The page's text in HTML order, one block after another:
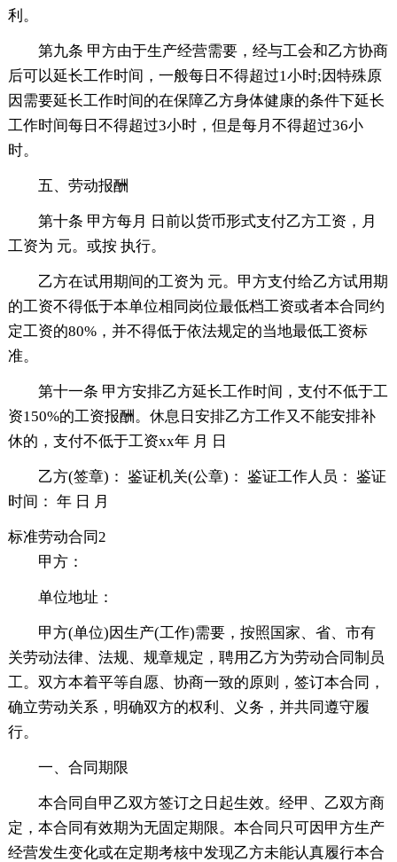
利。
第九条 甲方由于生产经营需要，经与工会和乙方协商
后可以延长工作时间，一般每日不得超过1小时;因特殊原
因需要延长工作时间的在保障乙方身体健康的条件下延长
工作时间每日不得超过3小时，但是每月不得超过36小
时。
五、劳动报酬
第十条 甲方每月 日前以货币形式支付乙方工资，月
工资为 元。或按 执行。
乙方在试用期间的工资为 元。甲方支付给乙方试用期
的工资不得低于本单位相同岗位最低档工资或者本合同约
定工资的80%，并不得低于依法规定的当地最低工资标
准。
第十一条 甲方安排乙方延长工作时间，支付不低于工
资150%的工资报酬。休息日安排乙方工作又不能安排补
休的，支付不低于工资xx年 月 日
乙方(签章)： 鉴证机关(公章)： 鉴证工作人员： 鉴证
时间： 年 日 月
标准劳动合同2
甲方：
单位地址：
甲方(单位)因生产(工作)需要，按照国家、省、市有
关劳动法律、法规、规章规定，聘用乙方为劳动合同制员
工。双方本着平等自愿、协商一致的原则，签订本合同，
确立劳动关系，明确双方的权利、义务，并共同遵守履
行。
一、合同期限
本合同自甲乙双方签订之日起生效。经甲、乙双方商
定，本合同有效期为无固定期限。本合同只可因甲方生产
经营发生变化或在定期考核中发现乙方未能认真履行本合